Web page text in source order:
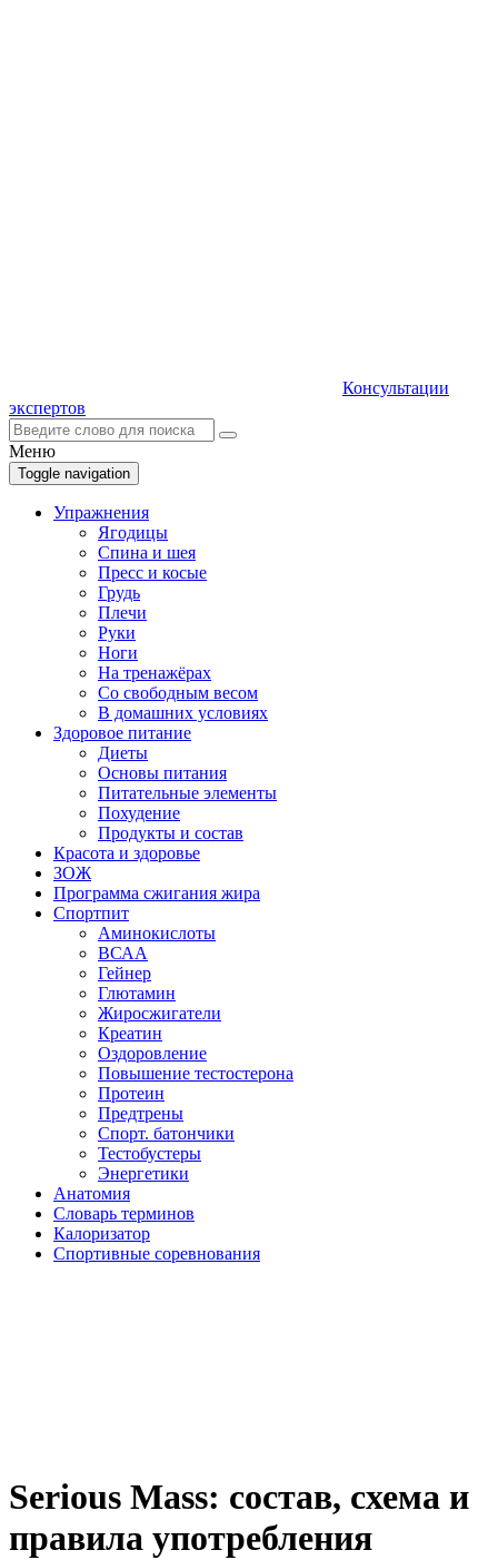
Консультации
экспертов
Меню
Toggle navigation
Упражнения
Ягодицы
Спина и шея
Пресс и косые
Грудь
Плечи
Руки
Ноги
На тренажёрах
Со свободным весом
В домашних условиях
Здоровое питание
Диеты
Основы питания
Питательные элементы
Похудение
Продукты и состав
Красота и здоровье
ЗОЖ
Программа сжигания жира
Спортпит
Аминокислоты
ВСАА
Гейнер
Глютамин
Жиросжигатели
Креатин
Оздоровление
Повышение тестостерона
Протеин
Предтрены
Спорт. батончики
Тестобустеры
Энергетики
Анатомия
Словарь терминов
Калоризатор
Спортивные соревнования
Serious Mass: состав, схема и
правила употребления